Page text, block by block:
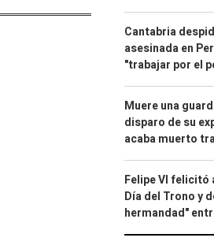
Cantabria
asesinada en
"trabajar por el
Muere una
disparo de su
acaba muerto
Felipe VI felicitó
Día del Trono y
hermandad"